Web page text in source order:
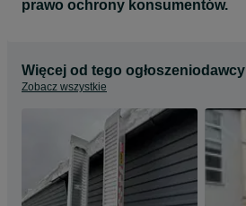
prawo ochrony konsumentów.
Więcej od tego ogłoszeniodawcy
Zobacz wszystkie